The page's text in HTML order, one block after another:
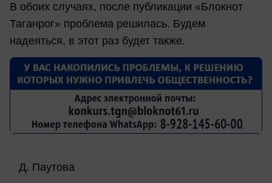
В обоих случаях, после публикации «Блокнот
Таганрог» проблема решилась. Будем
надеяться, в этот раз будет также.
Д. Паутова